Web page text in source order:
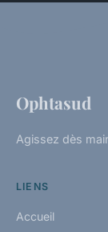
Ophtasud
Agissez dès
LIENS
Accueil